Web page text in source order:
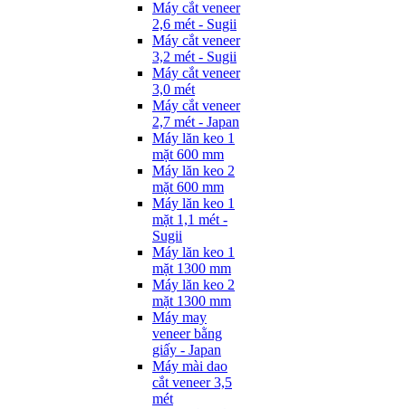
Máy cắt veneer
2,6 mét - Sugii
Máy cắt veneer
3,2 mét - Sugii
Máy cắt veneer
3,0 mét
Máy cắt veneer
2,7 mét - Japan
Máy lăn keo 1
mặt 600 mm
Máy lăn keo 2
mặt 600 mm
Máy lăn keo 1
mặt 1,1 mét -
Sugii
Máy lăn keo 1
mặt 1300 mm
Máy lăn keo 2
mặt 1300 mm
Máy may
veneer bằng
giấy - Japan
Máy mài dao
cắt veneer 3,5
mét